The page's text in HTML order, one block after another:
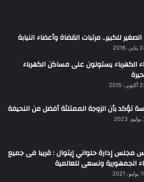
للكبير.. مرتبات القضاة وأعضاء النيابة
2016
الكهرباء يستولون على مساكن الكهرباء
2015
تؤكد بأن الزوجة الممتلئة أفضل من النحيفة
مجلس إدارة حلواني إيتوال : قريبا فى جميع
الجمهورية ونسعى للعالمية
2021